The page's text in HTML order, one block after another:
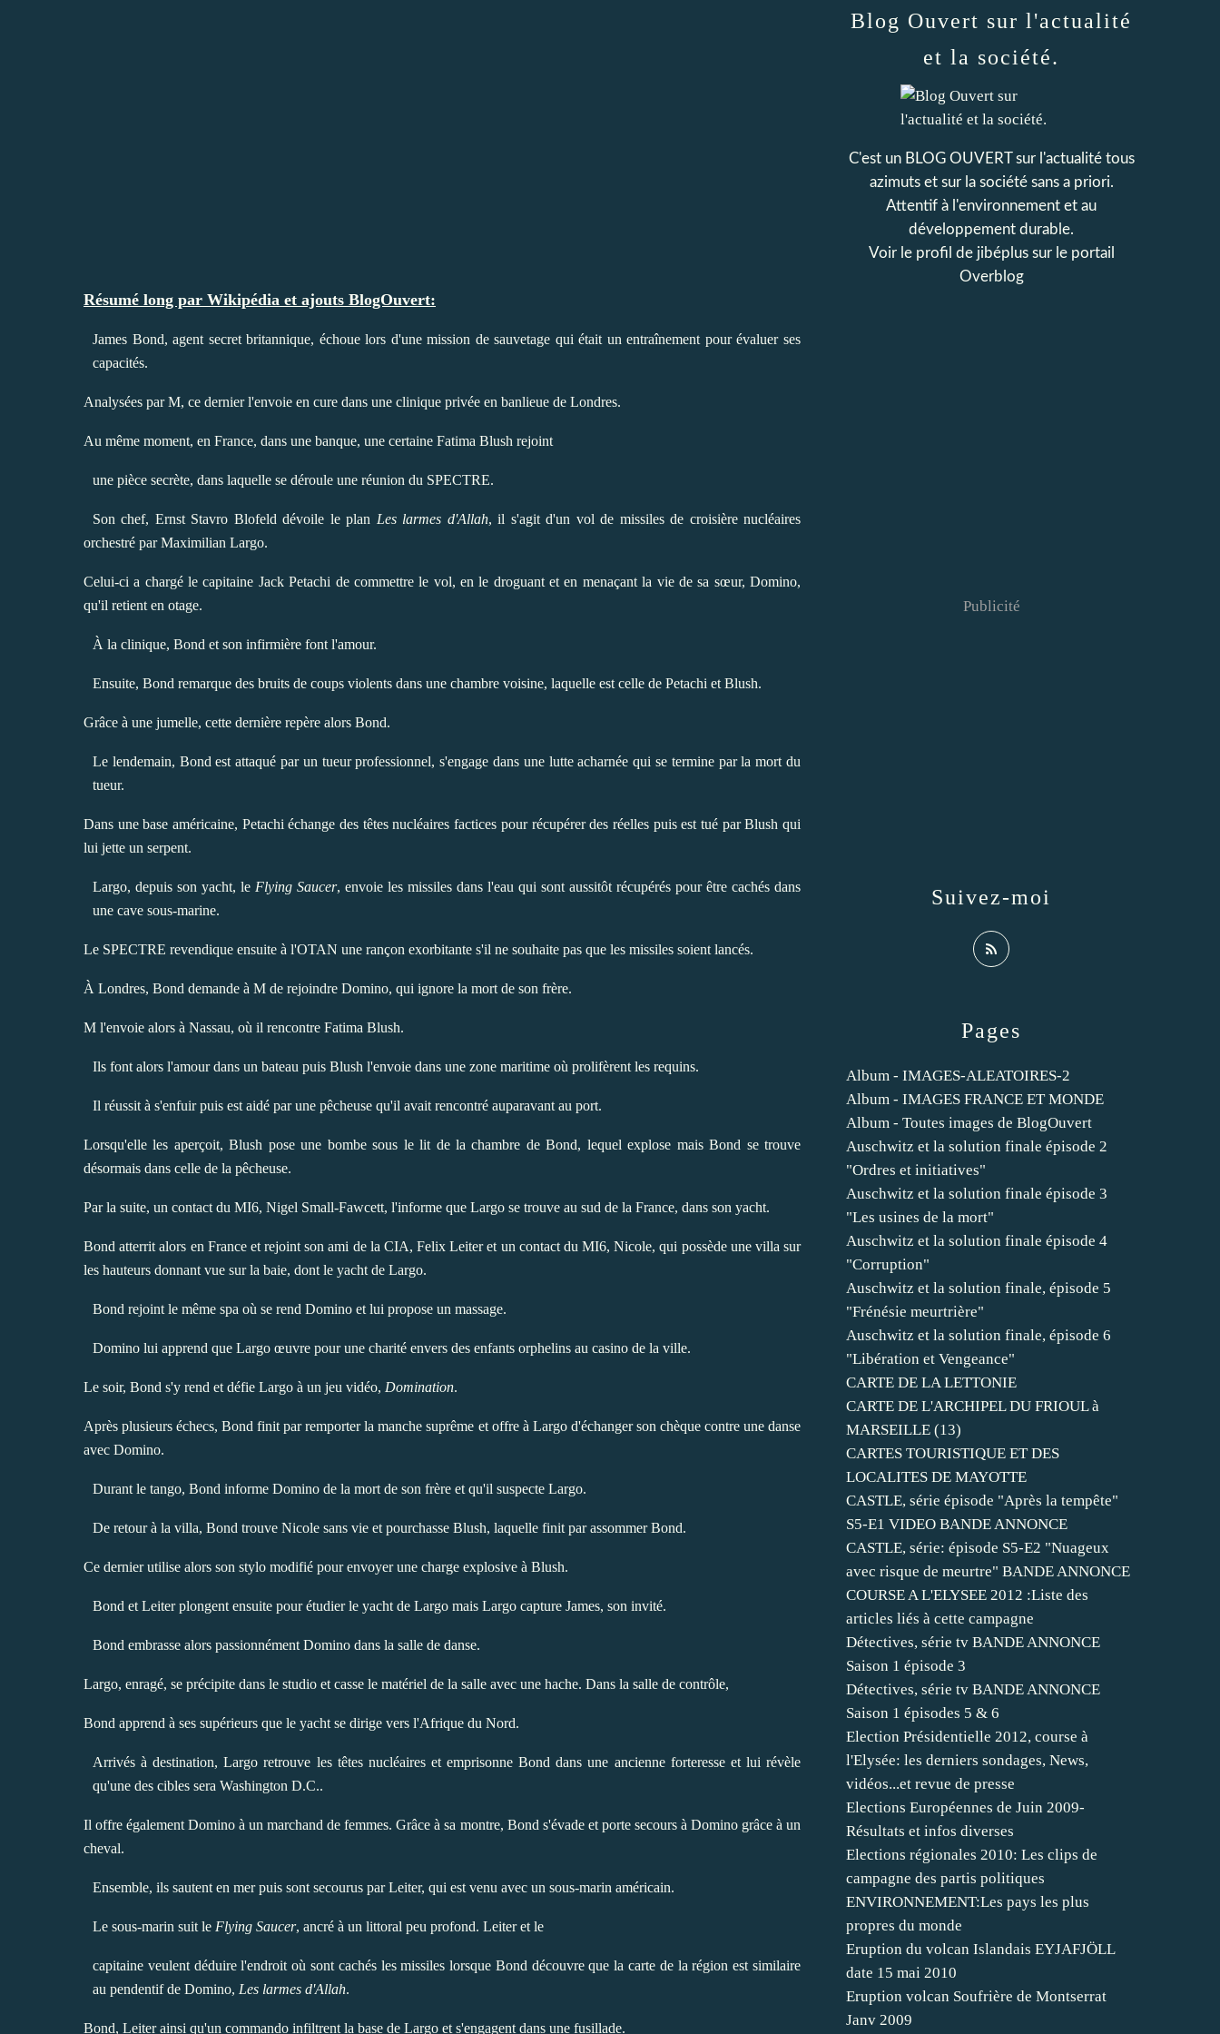
Résumé long par Wikipédia et ajouts BlogOuvert:
James Bond, agent secret britannique, échoue lors d'une mission de sauvetage qui était un entraînement pour évaluer ses
capacités.
Analysées parM, ce dernier l'envoie en cure dans une clinique privée en banlieue de Londres.
Au même moment, en France, dans une banque, une certaine Fatima Blush rejoint
une pièce secrète, dans laquelle se déroule une réunion du SPECTRE.
Son chef, Ernst Stavro Blofeld dévoile le plan Les larmes d'Allah, il s'agit d'un vol de missiles de croisière nucléaires
orchestré par Maximilian Largo.
Celui-ci a chargé lecapitaine Jack Petachi de commettre le vol, en le droguant et en menaçant la vie de sa sœur, Domino,
qu'il retient en otage.
À la clinique, Bond et son infirmière font l'amour.
Ensuite, Bond remarque des bruits de coups violents dans une chambre voisine, laquelle est celle de Petachi et Blush.
Grâce à une jumelle, cette dernière repère alors Bond.
Le lendemain, Bond est attaqué par un tueur professionnel, s'engage dans une lutte acharnée qui se termine par la mort du
tueur.
Dans une base américaine, Petachi échange des têtes nucléaires factices pour récupérer des réelles puis est tué par Blush qui
lui jette un serpent.
Largo, depuis son yacht, le Flying Saucer, envoie les missiles dans l'eau qui sont aussitôt récupérés pour être cachés dans
une cave sous-marine.
Le SPECTRE revendique ensuite à l'OTAN une rançon exorbitante s'il ne souhaite pas que les missiles soient lancés.
À Londres, Bond demande à M de rejoindre Domino, qui ignore la mort de son frère.
M l'envoie alors à Nassau, où il rencontre Fatima Blush.
Ils font alors l'amour dans un bateau puis Blush l'envoie dans une zone maritime où prolifèrent les requins.
Il réussit à s'enfuir puis est aidé par une pêcheuse qu'il avait rencontré auparavant au port.
Lorsqu'elle les aperçoit, Blush pose une bombe sous le lit de la chambre de Bond, lequel explose mais Bond se trouve
désormais dans celle de la pêcheuse.
Par la suite, un contact du MI6, Nigel Small-Fawcett, l'informe que Largo se trouve au sud de la France, dans son yacht.
Bond atterrit alors en France et rejoint son ami de la CIA, Felix Leiter et un contact du MI6, Nicole, qui possède une villa sur
les hauteurs donnant vue sur la baie, dont le yacht de Largo.
Bond rejoint le même spa où se rend Domino et lui propose un massage.
Domino lui apprend que Largo œuvre pour une charité envers des enfants orphelins au casino de la ville.
Le soir, Bond s'y rend et défie Largo à un jeu vidéo, Domination.
Après plusieurs échecs, Bond finit par remporter la manche suprême et offre à Largo d'échanger son chèque contre une danse
avec Domino.
Durant le tango, Bond informe Domino de la mort de son frère et qu'il suspecte Largo.
De retour à la villa, Bond trouve Nicole sans vie et pourchasse Blush, laquelle finit par assommer Bond.
Ce dernier utilise alors son stylo modifié pour envoyer une charge explosive à Blush.
Bond et Leiter plongent ensuite pour étudier le yacht de Largo mais Largo capture James, son invité.
Bond embrasse alors passionnément Domino dans la salle de danse.
Largo, enragé, se précipite dans le studio et casse le matériel de la salle avec une hache. Dans la salle de contrôle,
Bond apprend à ses supérieurs que le yacht se dirige vers l'Afrique du Nord.
Arrivés à destination, Largo retrouve les têtes nucléaires et emprisonne Bond dans une ancienne forteresse et lui révèle
qu'une des cibles sera Washington D.C..
Il offre également Domino à un marchand de femmes. Grâce à sa montre, Bond s'évade et porte secours à Domino grâce à un
cheval.
Ensemble, ils sautent en mer puis sont secourus par Leiter, qui est venu avec un sous-marin américain.
Le sous-marin suit le Flying Saucer, ancré à un littoral peu profond. Leiter et le
capitaine veulent déduire l'endroit où sont cachés les missiles lorsque Bond découvre que la carte de la région est similaire
au pendentif de Domino, Les larmes d'Allah.
Bond, Leiter ainsi qu'un commando infiltrent la base de Largo et s'engagent dans une fusillade.
Pages
Album - IMAGES-ALEATOIRES-2
Album - IMAGES FRANCE ET MONDE
Album - Toutes images de BlogOuvert
Auschwitz et la solution finale épisode 2
"Ordres et initiatives"
Auschwitz et la solution finale épisode 3
"Les usines de la mort"
Auschwitz et la solution finale épisode 4
"Corruption"
Auschwitz et la solution finale, épisode 5
"Frénésie meurtrière"
Auschwitz et la solution finale, épisode 6
"Libération et Vengeance"
CARTE DE LA LETTONIE
CARTE DE L'ARCHIPEL DU FRIOUL à
MARSEILLE (13)
CARTES TOURISTIQUE ET DES
LOCALITES DE MAYOTTE
CASTLE, série épisode "Après la tempête"
S5-E1 VIDEO BANDE ANNONCE
CASTLE, série: épisode S5-E2 "Nuageux
avec risque de meurtre" BANDE ANNONCE
COURSE A L'ELYSEE 2012 :Liste des
articles liés à cette campagne
Détectives, série tv BANDE ANNONCE
Saison 1 épisode 3
Détectives, série tv BANDE ANNONCE
Saison 1 épisodes 5 & 6
Election Présidentielle 2012, course à
l'Elysée: les derniers sondages, News,
vidéos...et revue de presse
Elections Européennes de Juin 2009-
Résultats et infos diverses
Elections régionales 2010: Les clips de
campagne des partis politiques
ENVIRONNEMENT:Les pays les plus
propres du monde
Eruption du volcan Islandais EYJAFJÖLL
date 15 mai 2010
Eruption volcan Soufrière de Montserrat
Janv 2009
Blog Ouvert sur l'actualité
et la société.
C'est un BLOG OUVERT sur l'actualité tous
azimuts et sur la société sans a priori.
Attentif à l'environnement et au
développement durable.
Voir le profil de jibéplussur le portail
Overblog
Suivez-moi
Publicité